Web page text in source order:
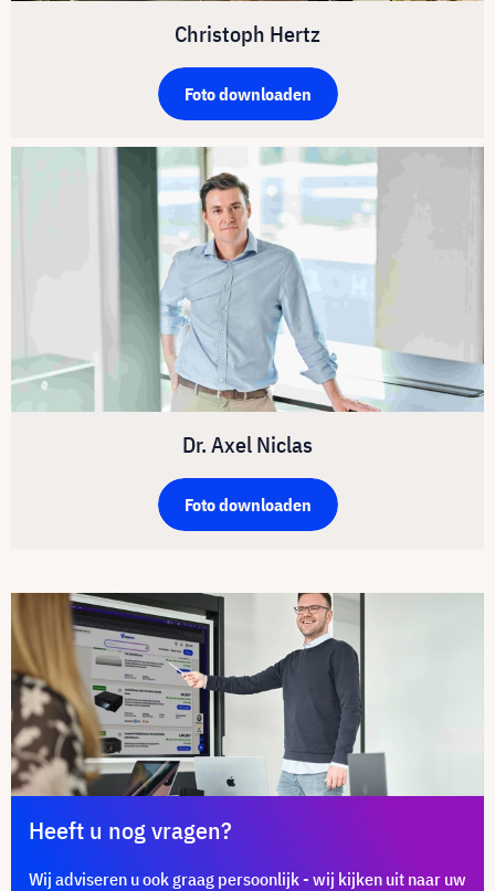
Christoph Hertz
Foto downloaden
Dr. Axel Niclas
Foto downloaden
Heeft u nog vragen?
Wij adviseren u ook graag persoonlijk - wij kijken uit naar uw